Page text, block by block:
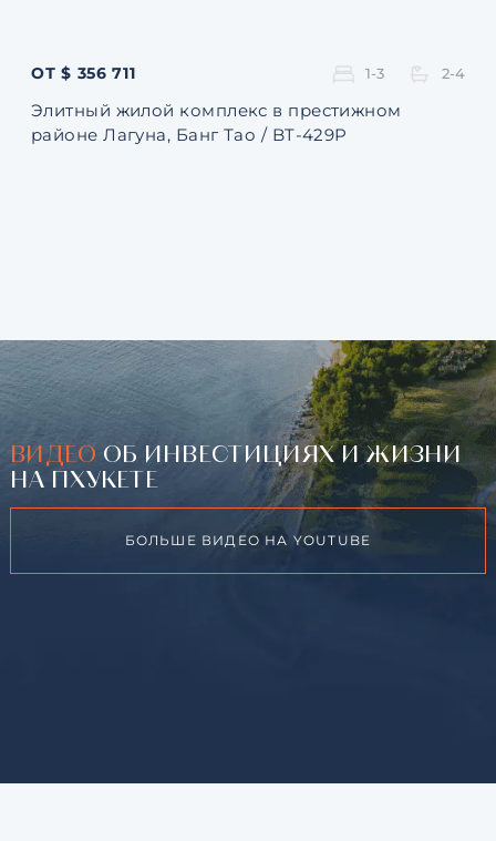
ОТ $ 356 711 1-3 2-4
Элитный жилой комплекс в престижном
районе Лагуна, Банг Тао / BT-429P
ВИДЕО ОБ ИНВЕСТИЦИЯХ И ЖИЗНИ
НА ПХУКЕТЕ
БОЛЬШЕ ВИДЕО НА YOUTUBE